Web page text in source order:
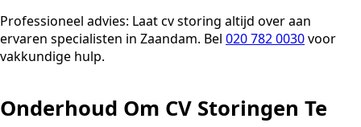
Professioneel advies: Laat cv storing altijd over aan
ervaren specialisten in Zaandam. Bel 020 782 0030voor
vakkundige hulp.
Onderhoud Om CV Storingen Te